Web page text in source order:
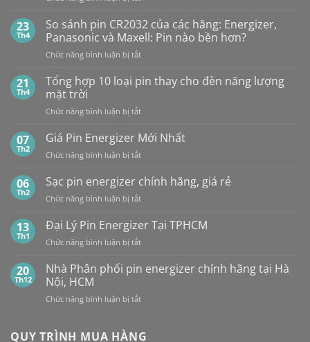
Vỉ
10
Viên
PHÂN
PHỐI,
ĐẠI
LÝ
SỈ
TẠI
NỘI
TÍN,
CHIẾT
CAO,
HÀNG
CHÍNH
23
Th4
So sánh pin CR2032 của các hãng: Energizer,
Panasonic và Maxell: Pin nào bền hơn?
Chức năng bình luận bị tắtở
sánh
của
hãng:
Panasonic
Maxell:
Pin
bền
hơn?
21
Th4
Tổng hợp 10 loại pin thay cho đèn năng lượng
mặt trời
Chức năng bình luận bị tắtở
hợp
loại
thay
đèn
lượng
mặt
07
Th2
Giá Pin Energizer Mới Nhất
Chức năng bình luận bị tắtở
Pin
Mới
06
Th2
Sạc pin energizer chính hãng, giá rẻ
Chức năng bình luận bị tắtở
pin
energizer
chính
giá
13
Th1
Đại Lý Pin Energizer Tại TPHCM
Chức năng bình luận bị tắtở
Lý
Tại
20
Th12
Nhà Phân phối pin energizer chính hãng tại Hà
Nội, HCM
Chức năng bình luận bị tắtở
phối
QUY TRÌNH MUA HÀNG